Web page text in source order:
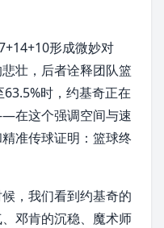
形成微妙对
壮，后者诠释团队篮
时，约基奇正在
在这个强调空间与速
准传球证明：篮球终
，我们看到约基奇的
邓肯的沉稳、 魔术师